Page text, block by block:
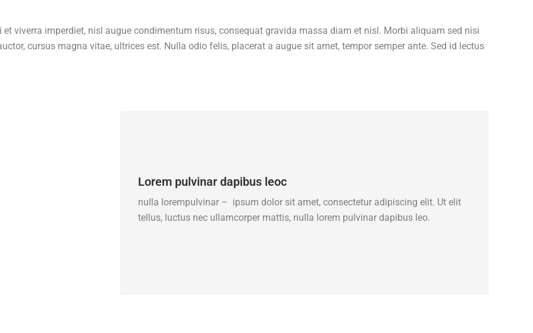
viverra imperdiet, nisl augue condimentum risus, consequat gravida massa diam et nisl. Morbi aliquam sed nisi
cursus magna vitae, ultrices est. Nulla odio felis, placerat a augue sit amet, tempor semper ante. Sed id lectus
Lorem pulvinar dapibus leoc
nulla lorempulvinar – ipsum dolor sit amet, consectetur adipiscing elit. Ut elit
tellus, luctus nec ullamcorper mattis, nulla lorem pulvinar dapibus leo.